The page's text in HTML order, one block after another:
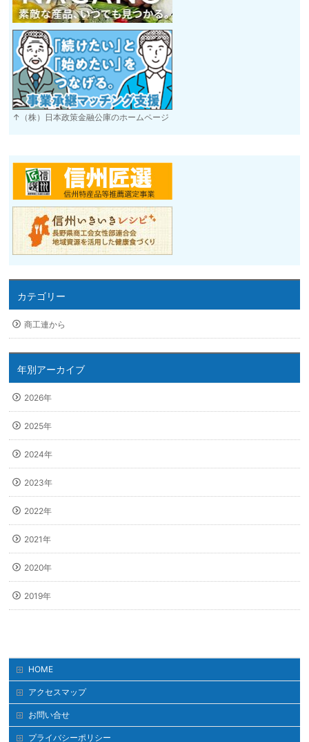
↑（株）日本政策金融公庫のホームページ
カテゴリー
商工連から
年別アーカイブ
2026年
2025年
2024年
2023年
2022年
2021年
2020年
2019年
HOME
アクセスマップ
お問い合せ
プライバシーポリシー